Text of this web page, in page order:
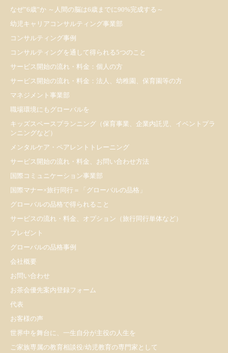
なぜ”6歳”か ～人間の脳は6歳までに90%完成する～
幼児キャリアコンサルティング事業部
コンサルティング事例
コンサルティングを通して得られる5つのこと
サービス開始の流れ・料金：個人の方
サービス開始の流れ・料金：法人、幼稚園、保育園等の方
マネジメント事業部
職場環境にもグローバルを
キッズスペースプランニング（保育事業、企業内託児、イベントプラ
ンニングなど）
メンタルケア・ペアレントトレーニング
サービス開始の流れ・料金、お問い合わせ方法
国際コミュニケーション事業部
国際マナー×旅行同行＝「グローバルの品格」
グローバルの品格で得られること
サービスの流れ・料金、オプション（旅行同行単体など）
プレゼント
​グローバルの品格事例
会社概要
お問い合わせ
お茶会優先案内登録フォーム
代表
お客様の声
世界中を舞台に、一生自分が主役の人生を
ご家族専属の教育相談役/幼児教育の専門家として